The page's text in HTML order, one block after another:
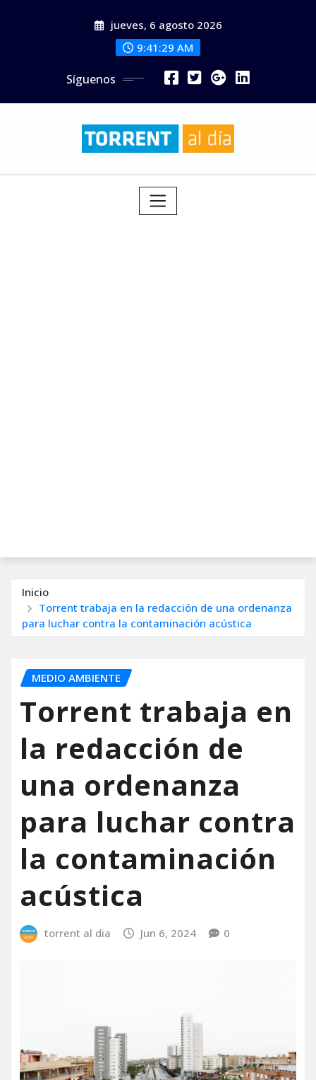
jueves, 6 agosto 2026
9:41:30 AM
Síguenos
Inicio
Torrent trabaja en la redacción de una ordenanza
para luchar contra la contaminación acústica
MEDIO AMBIENTE
Torrent trabaja en
la redacción de
una ordenanza
para luchar contra
la contaminación
acústica
torrent al dia Jun 6, 2024 0